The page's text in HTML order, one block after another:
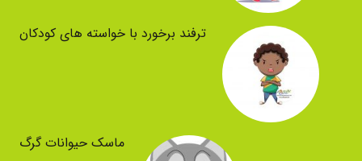
ترفند برخورد با خواسته های کودکان
ماسک حیوانات گرگ